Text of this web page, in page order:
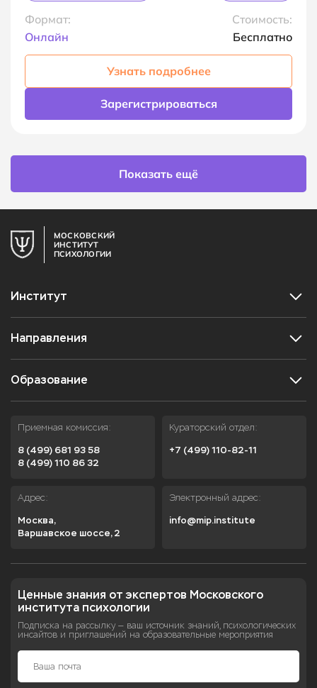
Формат:
Онлайн
Стоимость:
Бесплатно
Узнать подробнее
Зарегистрироваться
Показать ещё
МОСКОВСКИЙ
ИНСТИТУТ
ПСИХОЛОГИИ
Институт
Направления
Образование
Приемная комиссия:
8 (499) 681 93 58
8 (499) 110 86 32
Кураторский отдел:
+7 (499) 110-82-11
Адрес:
Москва,
Варшавское шоссе, 2
Электронный адрес:
info@mip.institute
Ценные знания от экспертов Московского
института психологии
Подписка на рассылку — ваш источник знаний, психологических
инсайтов и приглашений на образовательные мероприятия